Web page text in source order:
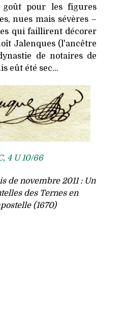
pour les figures
nues mais sévères –
qui faillirent décorer
Jalenques (l'ancêtre
de notaires de
eût été sec…
4 U 10/66
de novembre 2011 : Un
des Ternes en
(1670)